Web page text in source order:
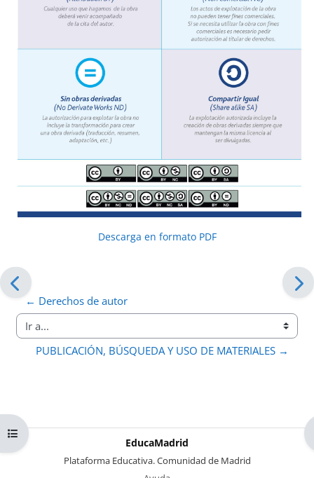
Abrir índice del curso
Descarga en formato PDF
← Derechos de autor
Ir a...
PUBLICACIÓN, BÚSQUEDA Y USO DE MATERIALES →
EducaMadrid
Plataforma Educativa. Comunidad de Madrid